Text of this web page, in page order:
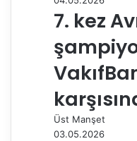
7. kez
Üst Manşet
03.05.2026